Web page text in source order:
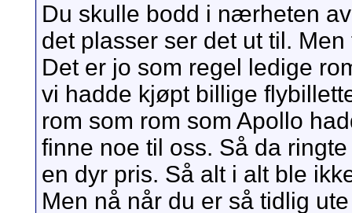
Du skulle bodd i nærheten
det plasser ser det ut til.
Det er jo som regel ledige
vi hadde kjøpt billige
rom som rom som Apollo
finne noe til oss. Så da
en dyr pris. Så alt i alt ble
Men nå når du er så tidlig